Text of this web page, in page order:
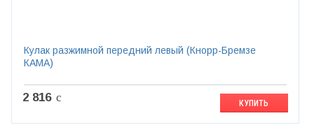
Кулак разжимной передний левый (Кнорр-Бремзе
КАМА)
2 816 c КУПИТЬ